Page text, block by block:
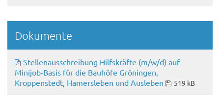
Dokumente
Stellenausschreibung Hilfskräfte (m/w/d) auf
Minijob-Basis für die Bauhöfe Gröningen,
Kroppenstedt, Hamersleben und Ausleben
519 kB